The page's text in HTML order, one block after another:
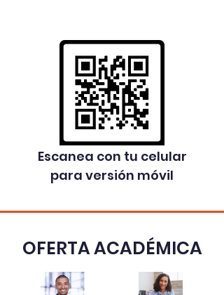
Escanea con tu celular
para versión móvil
OFERTA ACADÉMICA